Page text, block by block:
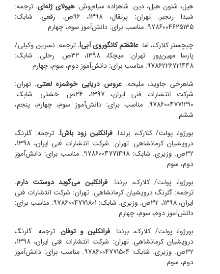
هیل، شنون هیل، دین. شاهزاده سیاه‌پوش:هیولای ژله‌ای. ترجمه:
شیدا رنجبر. تهران: پرتقال، 1398، 96ص. رقعی. شابک:
9786004625135. مناسب برای: دانش‌آموز سوم، چهارم
چیچستر کلارک، اما. عاشقتم کانگوروی آبی!. ترجمه: نسرین وکیلی/
پارسا مهین‌پور. تهران: میچکا، 1398، 32ص. رحلی. شابک:
9786226721448. مناسب برای: دانش‌آموز دوم، سوم، چهارم
شاهرخی جاوید، ملیحه.عروس دریایی خوشمزه‌ لعنتی. تهران:
شرکت انتشارات فنی ایران، 1397، 24ص. خشتی. شابک:
9786004771290. مناسب برای: دانش‌آموز سوم، چهارم، پنجم،
ششم
بورژوا، پولت/ کلارک، برندا. فرانکلین زود باش!. ترجمه: گلرنگ
درویشیان کرمانشاهی. تهران: شرکت انتشارات فنی ایران، 1398،
32ص. وزیری. شابک: 9786004771498. مناسب برای: دانش‌آموز
دوم، سوم
بورژوا، پولت/ کلارک، برندا. فرانکلین می‌گوید دوستت دارم.
ترجمه: گلرنگ درویشیان کرمانشاهی. تهران: شرکت انتشارات فنی
ایران، 1398، 32ص. وزیری. شابک: 9786004771801. مناسب برای:
دانش‌آموز دوم، سوم، چهارم
بورژوا، پولت/ کلارک، برندا. فرانکلین و توفان.ترجمه: گلرنگ
درویشیان کرمانشاهی. تهران: شرکت انتشارات فنی ایران، 1398،
32ص. وزیری. شابک: 9786004771504. مناسب برای: دانش‌آموز
دوم، سوم